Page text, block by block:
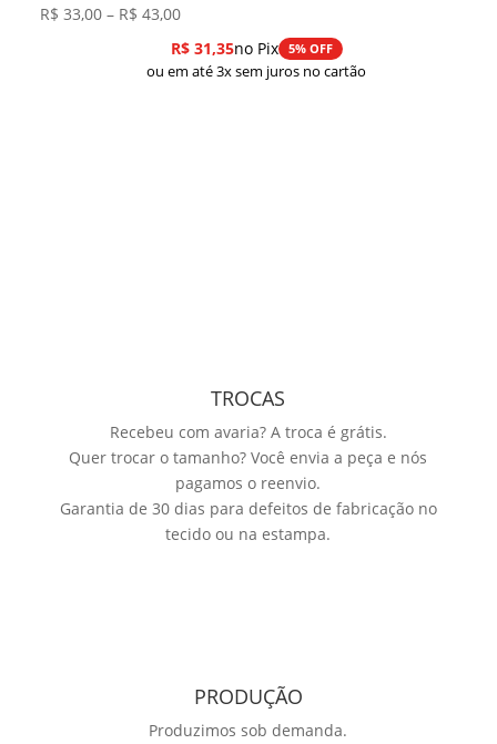
R$ 33,00 – R$ 43,00Faixa
de
preço:
R$31,35no Pix 5% OFF
ou em até 3x sem juros no cartão
TROCAS
Recebeu com avaria? A troca é grátis.
Quer trocar o tamanho? Você envia a peça e nós
pagamos o reenvio.
Garantia de 30 dias para defeitos de fabricação no
tecido ou na estampa.
PRODUÇÃO
Produzimos sob demanda.